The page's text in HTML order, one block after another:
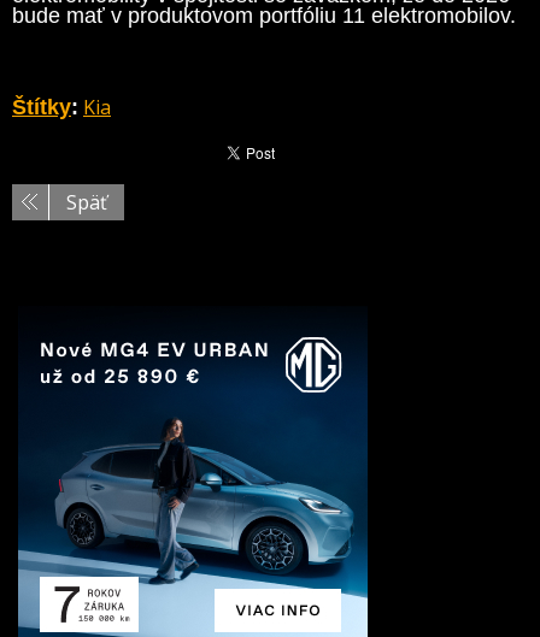
bude mať v produktovom portfóliu 11 elektromobilov.
Štítky: Kia
Späť